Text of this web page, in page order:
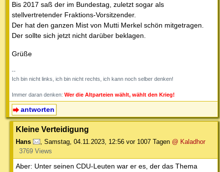
Bis 2017 saß der im Bundestag, zuletzt sogar als
stellvertretender Fraktions-Vorsitzender.
Der hat den ganzen Mist von Mutti Merkel schön mitgetragen.
Der sollte sich jetzt nicht darüber beklagen.
Grüße
--
Ich bin nicht links, ich bin nicht rechts, ich kann noch selber denken!
Immer daran denken: Wer die Altparteien wählt, wählt den Krieg!
antworten
Kleine Verteidigung
Hans , Samstag, 04.11.2023, 12:56 vor 1007 Tagen @ Kaladhor
3769 Views
Aber: Unter seinen CDU-Leuten war er es, der das Thema